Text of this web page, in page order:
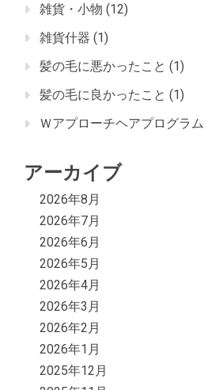
雑貨・小物 (12)
雑貨什器 (1)
髪の毛に悪かったこと (1)
髪の毛に良かったこと (1)
Ｗアプローチヘアプログラム
アーカイブ
2026年8月
2026年7月
2026年6月
2026年5月
2026年4月
2026年3月
2026年2月
2026年1月
2025年12月